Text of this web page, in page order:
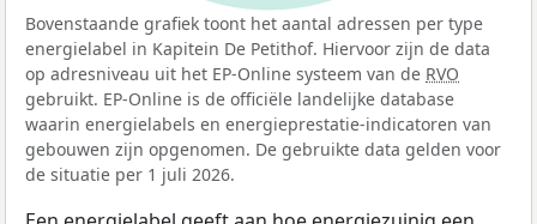
Bovenstaande grafiek toont het aantal adressen per type
energielabel in Kapitein De Petithof. Hiervoor zijn de data
op adresniveau uit het EP-Online systeem van de RVO
gebruikt. EP-Online is de officiële landelijke database
waarin energielabels en energieprestatie-indicatoren van
gebouwen zijn opgenomen. De gebruikte data gelden voor
de situatie per 1 juli 2026.